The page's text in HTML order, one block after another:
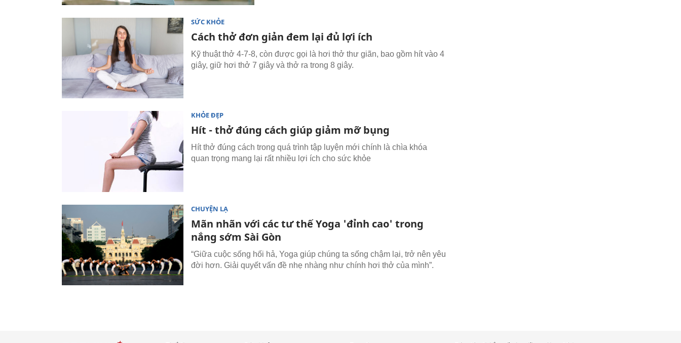
SỨC KHỎE
Cách thở đơn giản đem lại đủ lợi ích
Kỹ thuật thở 4-7-8, còn được gọi là hơi thở thư giãn, bao gồm hít vào 4
giây, giữ hơi thở 7 giây và thở ra trong 8 giây.
KHỎE ĐẸP
Hít - thở đúng cách giúp giảm mỡ bụng
Hít thở đúng cách trong quá trình tập luyện mới chính là chìa khóa
quan trọng mang lại rất nhiều lợi ích cho sức khỏe
CHUYỆN LẠ
Mãn nhãn với các tư thế Yoga 'đỉnh cao' trong
nắng sớm Sài Gòn
“Giữa cuộc sống hối hả, Yoga giúp chúng ta sống chậm lại, trở nên yêu
đời hơn. Giải quyết vấn đề nhẹ nhàng như chính hơi thở của mình”.